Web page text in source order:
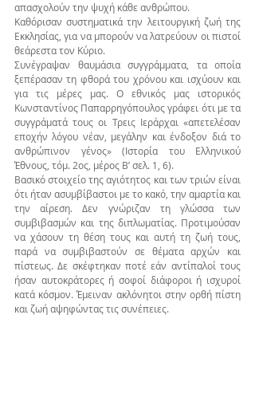
απασχολούν την ψυχή κάθε ανθρώπου.
Καθόρισαν συστηματικά την λειτουργική ζωή της
Εκκλησίας, για να μπορούν να λατρεύουν οι πιστοί
θεάρεστα τον Κύριο.
Συνέγραψαν θαυμάσια συγγράμματα, τα οποία
ξεπέρασαν τη φθορά του χρόνου και ισχύουν και
για τις μέρες μας. Ο εθνικός μας ιστορικός
Κωνσταντίνος Παπαρρηγόπουλος γράφει ότι με τα
συγγράματά τους οι Τρεις Ιεράρχαι «απετελέσαν
εποχήν λόγου νέαν, μεγάλην και ένδοξον διά το
ανθρώπινον γένος» (Ιστορία του Ελληνικού
Έθνους, τόμ. 2ος, μέρος Β’ σελ. 1, 6).
Βασικό στοιχείο της αγιότητος και των τριών είναι
ότι ήταν ασυμβίβαστοι με το κακό, την αμαρτία και
την αίρεση. Δεν γνώριζαν τη γλώσσα των
συμβιβασμών και της διπλωματίας. Προτιμούσαν
να χάσουν τη θέση τους και αυτή τη ζωή τους,
παρά να συμβιβαστούν σε θέματα αρχών και
πίστεως. Δε σκέφτηκαν ποτέ εάν αντίπαλοί τους
ήσαν αυτοκράτορες ή σοφοί διάφοροι ή ισχυροί
κατά κόσμον. Έμειναν ακλόνητοι στην ορθή πίστη
και ζωή αψηφώντας τις συνέπειες.